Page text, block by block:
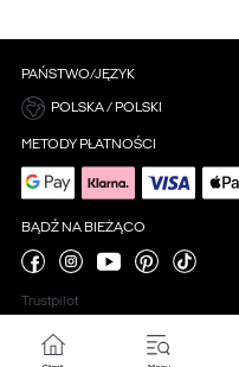
PAŃSTWO/JĘZYK
POLSKA / POLSKI
METODY PŁATNOŚCI
BĄDŹ NA BIEŻĄCO
Trustpilot